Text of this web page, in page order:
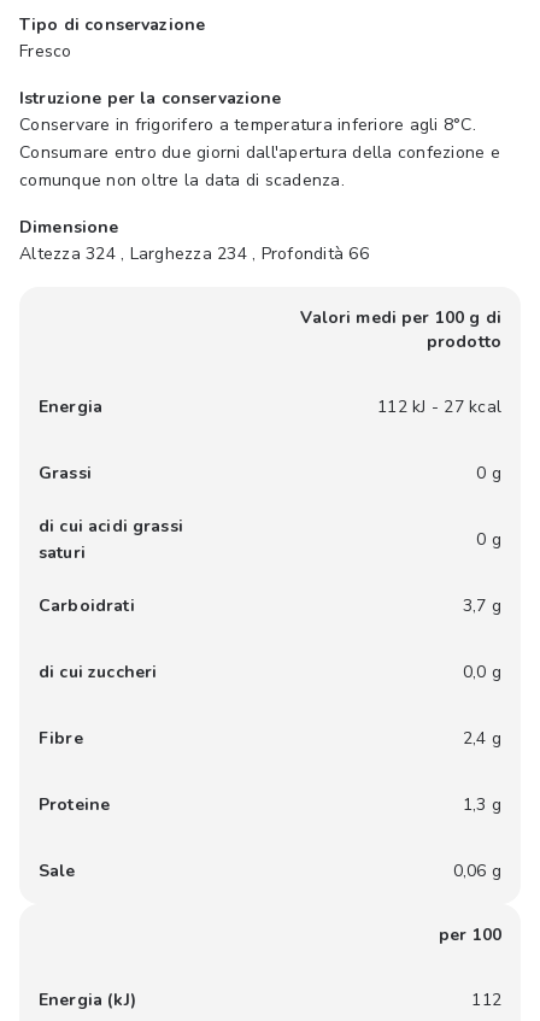
Tipo di conservazione
Fresco
Istruzione per la conservazione
Conservare in frigorifero a temperatura inferiore agli 8°C.
Consumare entro due giorni dall'apertura della confezione e
comunque non oltre la data di scadenza.
Dimensione
Altezza 324 , Larghezza 234 , Profondità 66
Valori medi per 100 g di
prodotto
Energia 112 kJ - 27 kcal
Grassi 0 g
di cui acidi grassi
saturi
0 g
Carboidrati 3,7 g
di cui zuccheri 0,0 g
Fibre 2,4 g
Proteine 1,3 g
Sale 0,06 g
per 100
Energia (kJ) 112